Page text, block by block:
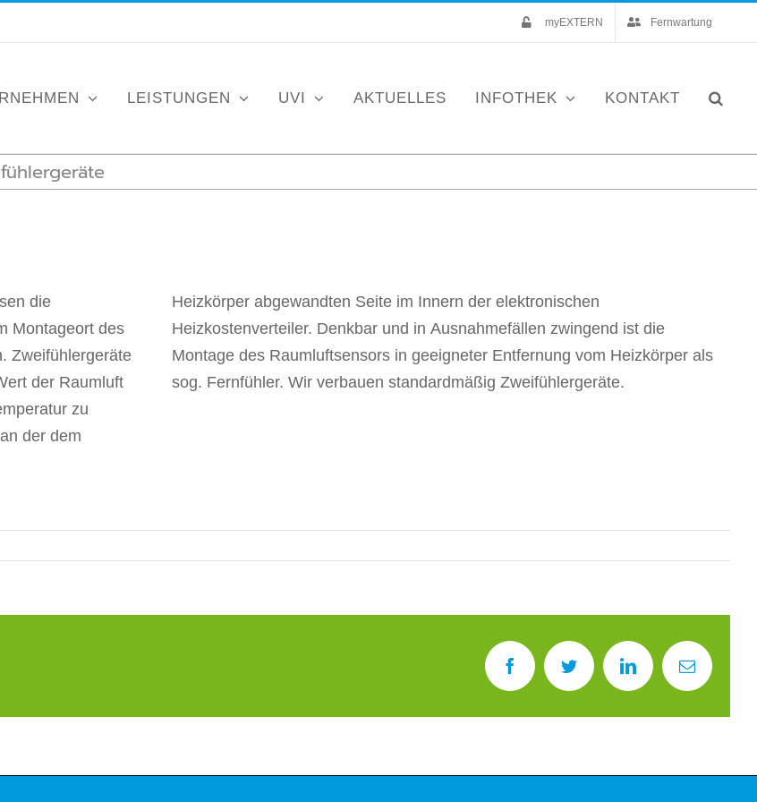
myEXTERN Fernwartung
LEISTUNGEN UVI AKTUELLES INFOTHEK KONTAKT
die
Montageort des
Zweifühlergeräte
der Raumluft
zu
der dem
ist die
Heizkörper als
sog. Fernfühler. Wir verbauen standardmäßig Zweifühlergeräte.
FacebookTwitter LinkedInE-
Mail